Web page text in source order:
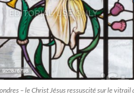
– le Christ Jésus ressuscité sur le